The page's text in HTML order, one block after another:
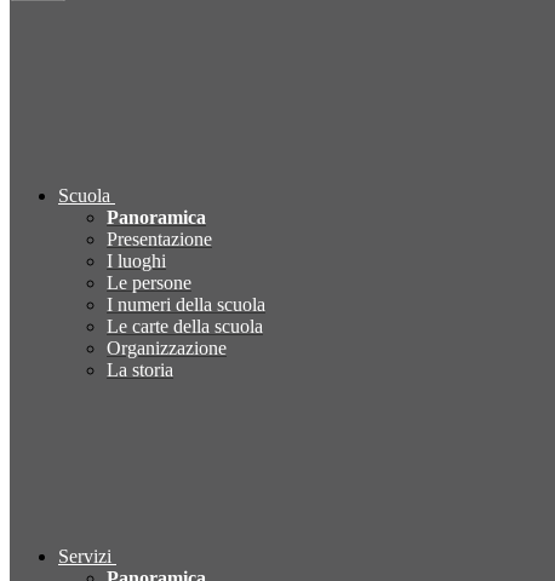
Scuola
Panoramica
Presentazione
I luoghi
Le persone
I numeri della scuola
Le carte della scuola
Organizzazione
La storia
Servizi